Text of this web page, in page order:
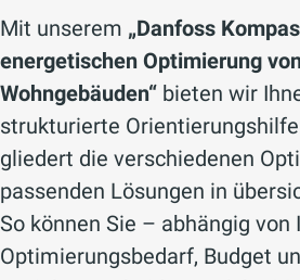
Danfoss Eco™ ist die
Alone-Lösung für die
Regelung von
Wohnungen und Häusern.
MEHR INFOS HIER
Bewußte und umfasst
Reglern und
Warmwasser-
V und 24 V
und Funkkommunikation
Icon™ ist über
MEHR INFOS HIER
Komfort und ein
sind so garantiert.
Müssen Sie unterwegs
ändern?
Alles, was Sie dafür
Danfoss Ally™ App.
Mit unserem „Danfoss
energetischen Optimierung
Wohngebäuden“ bieten wir
strukturierte
gliedert die verschiedenen
passenden Lösungen in
So können Sie – abhängig von
Optimierungsbedarf, Budget